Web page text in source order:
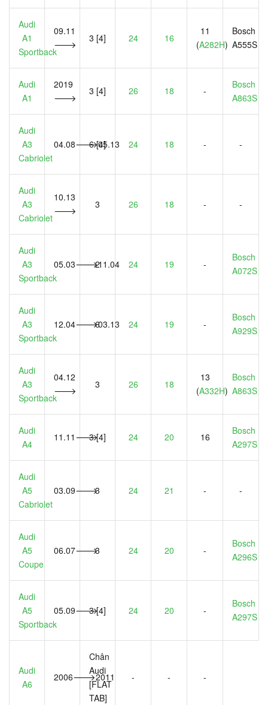
Audi
A1
Sportback
09.11
🡒
3 [4] 24 16
11
(A282H)
Bosch
A555S
Audi
A1
2019
🡒
3 [4] 26 18 -
Bosch
A863S
Audi
A3
Cabriolet
04.08🡒05.13
6 [4] 24 18 - -
Audi
A3
Cabriolet
10.13
🡒
3 26 18 - -
Audi
A3
Sportback
05.03🡒11.04
2 24 19 -
Bosch
A072S
Audi
A3
Sportback
12.04🡒03.13
6 24 19 -
Bosch
A929S
Audi
A3
Sportback
04.12
🡒
3 26 18
13
(A332H)
Bosch
A863S
Audi
A4
11.11🡒3 [4] 24 20 16
Bosch
A297S
Audi
A5
Cabriolet
03.09🡒3 24 21 - -
Audi
A5
Coupe
06.07🡒3 24 20 -
Bosch
A296S
Audi
A5
Sportback
05.09🡒3 [4] 24 20 -
Bosch
A297S
Audi
A6
2006🡒2011
Chân
Audi
[FLAT
TAB]
- - -